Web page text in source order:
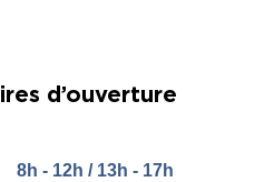
d’ouverture
8h - 12h / 13h - 17h